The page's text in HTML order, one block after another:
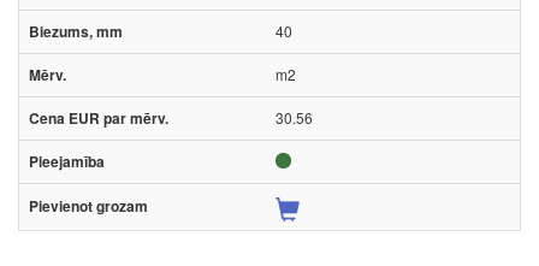
40
m2
30.56